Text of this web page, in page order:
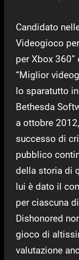
Candidato
Videogioco
per Xbox
“Miglior
lo sparatutto
Bethesda
a ottobre
successo di
pubblico
della storia di
lui è dato il
per ciascuna
Dishonored
gioco di
valutazione